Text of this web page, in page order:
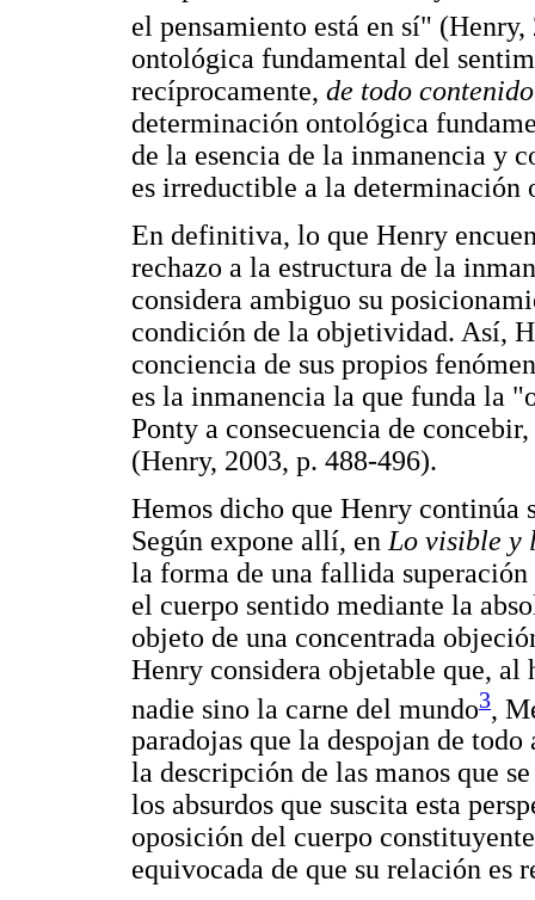
el pensamiento está en sí"
ontológica fundamental del
recíprocamente, de todo
determinación ontológica
de la esencia de la inmanencia y
es irreductible a la determinación
En definitiva, lo que Henry
rechazo a la estructura de la
considera ambiguo su
condición de la objetividad. Así,
conciencia de sus propios
es la inmanencia la que funda la
Ponty a consecuencia de
(Henry, 2003, p. 488-496).
Hemos dicho que Henry
Según expone allí, en Lo visible
la forma de una fallida
el cuerpo sentido mediante la
objeto de una concentrada
Henry considera objetable que, al
nadie sino la carne del mundo3,
paradojas que la despojan de
la descripción de las manos que
los absurdos que suscita esta
oposición del cuerpo
equivocada de que su relación es